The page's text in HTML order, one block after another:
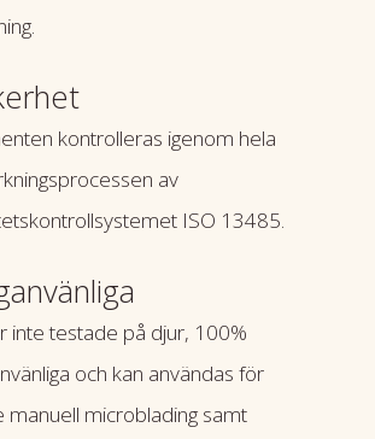
kontrolleras igenom hela
av
ISO 13485.
inte testade på djur, 100%
och kan användas för
manuell microblading samt